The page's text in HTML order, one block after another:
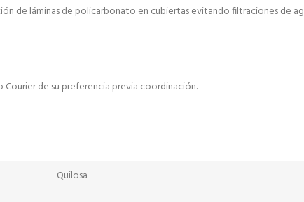
de láminas de policarbonato en cubiertas evitando filtraciones de
de su preferencia previa coordinación.
Quilosa